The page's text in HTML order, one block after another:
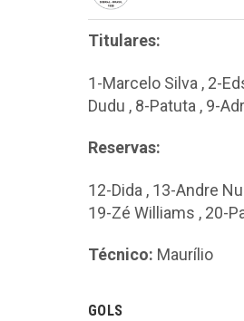
Titulares:
1-Marcelo Silva , 2-
Dudu , 8-Patuta , 9-
Reservas:
12-Dida , 13-Andre
19-Zé Williams , 20-
Técnico: Maurílio
GOLS